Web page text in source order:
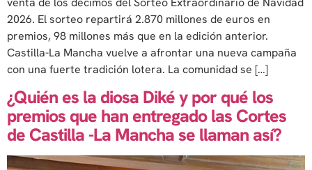
2026. El sorteo repartirá 2.870 millones de euros en
premios, 98 millones más que en la edición anterior.
Castilla-La Mancha vuelve a afrontar una nueva campaña
con una fuerte tradición lotera. La comunidad se […]
¿Quién es la diosa Diké y por qué los
premios que han entregado las Cortes
de Castilla -La Mancha se llaman así?